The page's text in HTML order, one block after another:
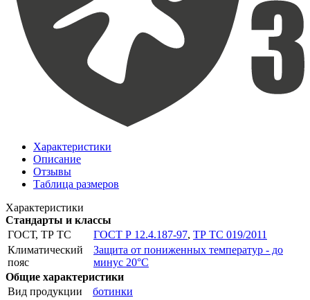
Характеристики
Описание
Отзывы
Таблица размеров
Характеристики
Стандарты и классы
ГОСТ, ТР ТС
ГОСТ Р 12.4.187-97, ТР ТС 019/2011
Климатический
пояс
Защита от пониженных температур - до
минус 20°С
Общие характеристики
Вид продукции
ботинки